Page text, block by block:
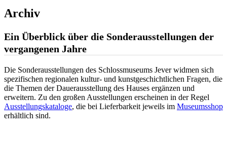
Archiv
Ein Überblick über die Sonderausstellungen der
vergangenen Jahre
Die Sonderausstellungen des Schlossmuseums Jever widmen sich
spezifischen regionalen kultur- und kunstgeschichtlichen Fragen, die
die Themen der Dauerausstellung des Hauses ergänzen und
erweitern. Zu den großen Ausstellungen erscheinen in der Regel
Ausstellungskataloge, die bei Lieferbarkeit jeweils im Museumsshop
erhältlich sind.